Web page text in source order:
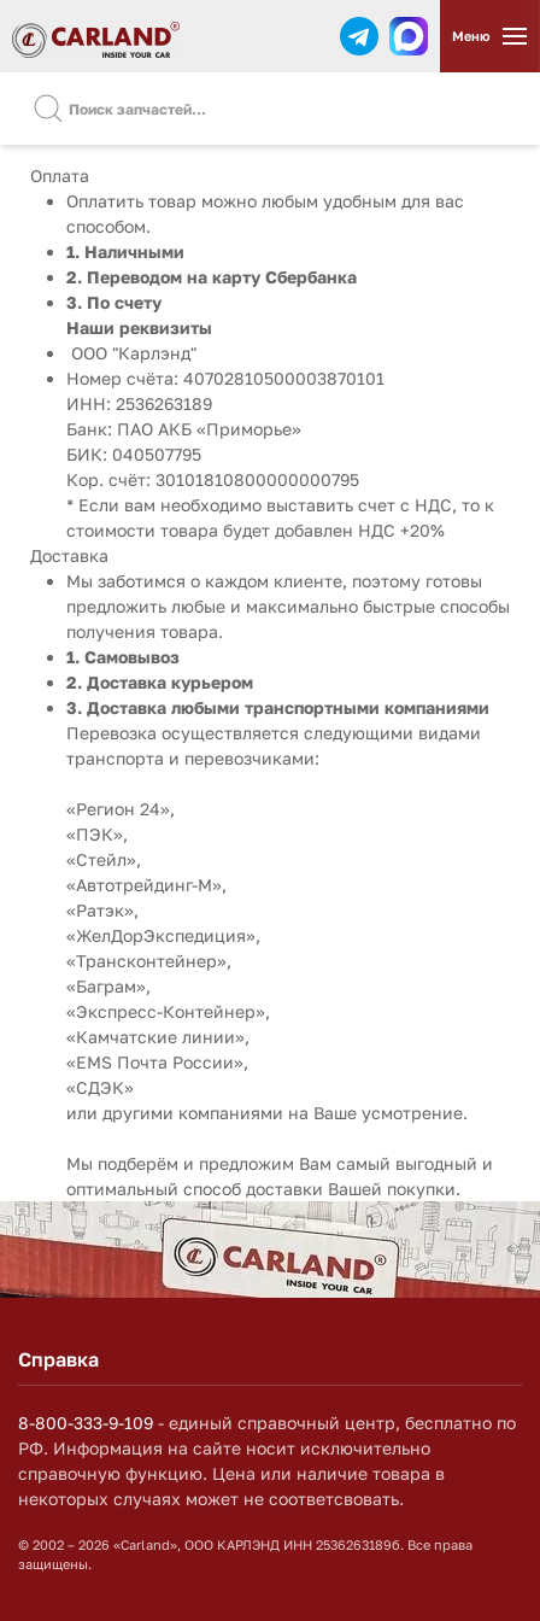
Меню
Оплата
Оплатить товар можно любым удобным для вас
способом.
1. Наличными
2. Переводом на карту Сбербанка
3. По счету
Наши реквизиты
ООО "Карлэнд"
Номер счёта: 40702810500003870101
ИНН: 2536263189
Банк: ПАО АКБ «Приморье»
БИК: 040507795
Кор. счёт: 30101810800000000795
* Если вам необходимо выставить счет с НДС, то к
стоимости товара будет добавлен НДС +20%
Доставка
Мы заботимся о каждом клиенте, поэтому готовы
предложить любые и максимально быстрые способы
получения товара.
1. Самовывоз
2. Доставка курьером
3. Доставка любыми транспортными компаниями
Перевозка осуществляется следующими видами
транспорта и перевозчиками:
«Регион 24»,
«ПЭК»,
«Стейл»,
«Автотрейдинг-М»,
«Ратэк»,
«ЖелДорЭкспедиция»,
«Трансконтейнер»,
«Баграм»,
«Экспресс-Контейнер»,
«Камчатские линии»,
«EMS Почта России»,
«СДЭК»
или другими компаниями на Ваше усмотрение.
Мы подберём и предложим Вам самый выгодный и
оптимальный способ доставки Вашей покупки.
Справка
8-800-333-9-109 - единый справочный центр, бесплатно по
РФ. Информация на сайте носит исключительно
справочную функцию. Цена или наличие товара в
некоторых случаях может не соответсвовать.
© 2002 – 2026 «Carland», ООО КАРЛЭНД ИНН 2536263189б. Все права
защищены.